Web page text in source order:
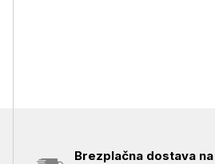
Brezplačna dostava